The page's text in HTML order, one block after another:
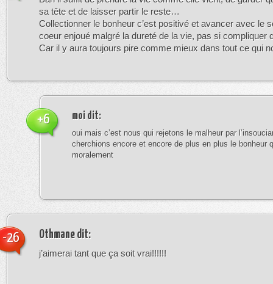
sa tête et de laisser partir le reste…
Collectionner le bonheur c’est positivé et avancer avec le
coeur enjoué malgré la dureté de la vie, pas si compliquer
Car il y aura toujours pire comme mieux dans tout ce qui
moi dit:
oui mais c’est nous qui rejetons le malheur par
cherchions encore et encore de plus en plus le bonheur
moralement
+6
Othmane dit:
j’aimerai tant que ça soit vrai!!!!!!
-26